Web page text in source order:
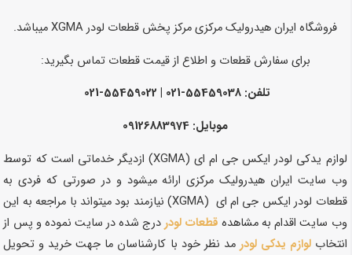
فروشگاه ایران هیدرولیک مرکزی مرکز پخش قطعات لودر XGMA میباشد.
برای سفارش قطعات و اطلاع از قیمت قطعات تماس بگیرید:
تلفن: 55459038-021 | 55459022-021
موبایل: 09126883974
لوازم یدکی لودر ایکس جی ام ای (XGMA) ازدیگر خدماتی است که توسط
وب سایت ایران هیدرولیک مرکزی ارائه میشود و در صورتی که فردی به
قطعات لودر ایکس جی ام ای (XGMA) نیازمند بود میتواند با مراجعه به این
وب سایت اقدام به مشاهده قطعات لودردرج شده در سایت نموده و پس از
انتخابلوازم یدکی لودر مد نظر خود با کارشناسان ما جهت خرید و تحویل